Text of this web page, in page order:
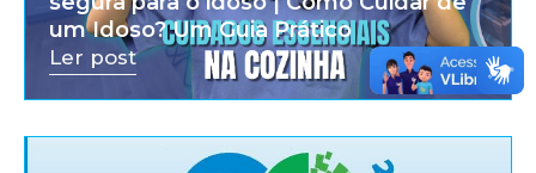
um Idoso? Um Guia Prático
Ler post